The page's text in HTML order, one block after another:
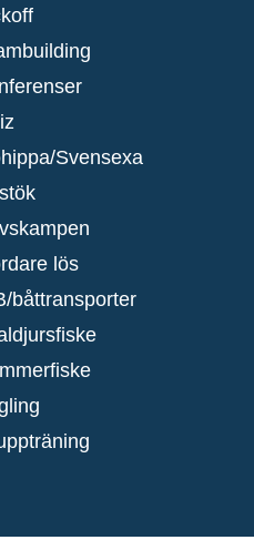
Svensexa
lös
båttransporter